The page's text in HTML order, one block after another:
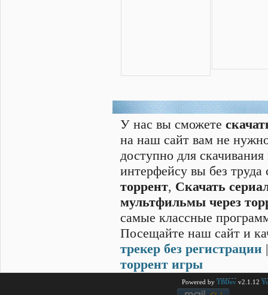
У нас вы сможете
на наш сайт вам не
доступно для
интерфейсу вы без
торрент, Скачать
мультфильмы через
самые классные
Посещайте наш сайт и
трекер без регистрации
торрент игры
Powered by TBDev v2.1.12